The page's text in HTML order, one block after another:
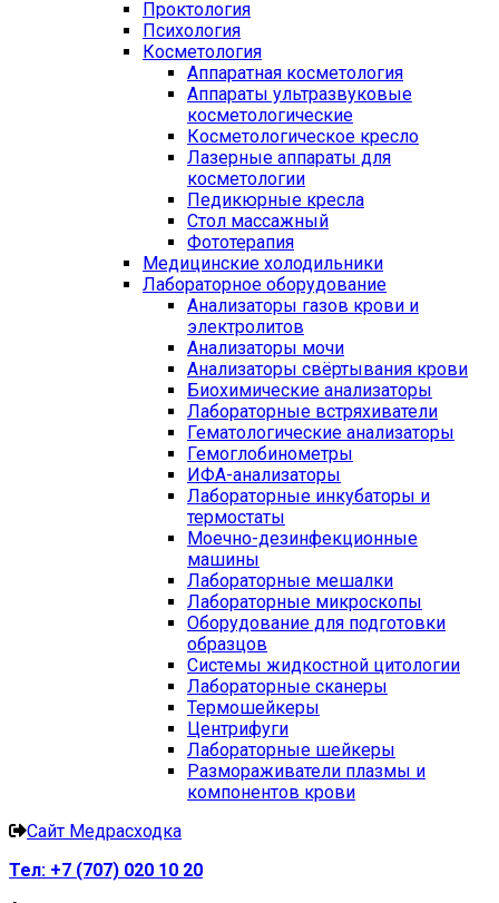
Проктология
Психология
Косметология
Аппаратная косметология
Аппараты ультразвуковые
косметологические
Косметологическое кресло
Лазерные аппараты для
косметологии
Педикюрные кресла
Стол массажный
Фототерапия
Медицинские холодильники
Лабораторное оборудование
Анализаторы газов крови и
электролитов
Анализаторы мочи
Анализаторы свёртывания крови
Биохимические анализаторы
Лабораторные встряхиватели
Гематологические анализаторы
Гемоглобинометры
ИФА-анализаторы
Лабораторные инкубаторы и
термостаты
Моечно-дезинфекционные
машины
Лабораторные мешалки
Лабораторные микроскопы
Оборудование для подготовки
образцов
Системы жидкостной цитологии
Лабораторные сканеры
Термошейкеры
Центрифуги
Лабораторные шейкеры
Размораживатели плазмы и
компонентов крови
Сайт Медрасходка
Тел: +7 (707) 020 10 20